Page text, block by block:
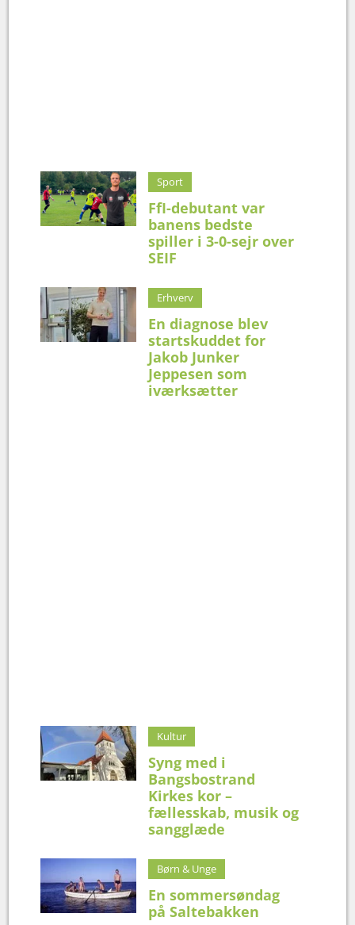
Sport
FfI-debutant var
banens bedste
spiller i 3-0-sejr over
SEIF
Erhverv
En diagnose blev
startskuddet for
Jakob Junker
Jeppesen som
iværksætter
Kultur
Syng med i
Bangsbostrand
Kirkes kor –
fællesskab, musik og
sangglæde
Børn & Unge
En sommersøndag
på Saltebakken